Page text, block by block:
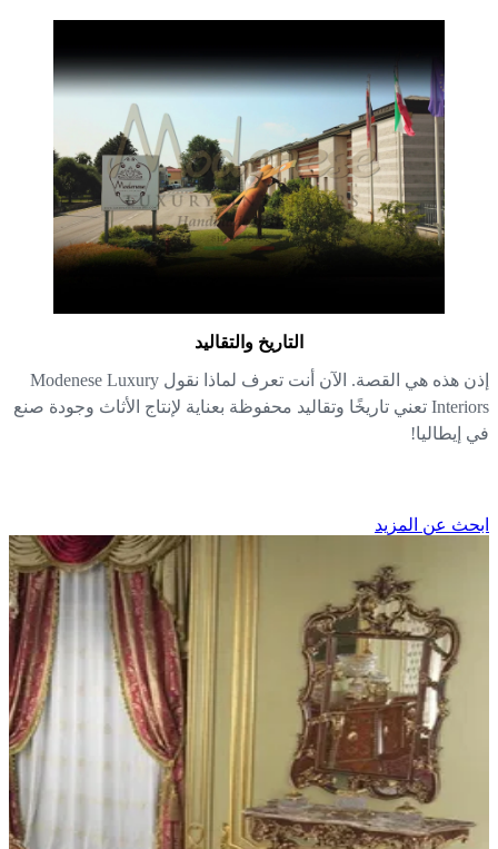
التاريخ والتقاليد
إذن هذه هي القصة. الآن أنت تعرف لماذا نقول Modenese Luxury
Interiors تعني تاريخًا وتقاليد محفوظة بعناية لإنتاج الأثاث وجودة صنع
إيطاليا!
عن المزيد